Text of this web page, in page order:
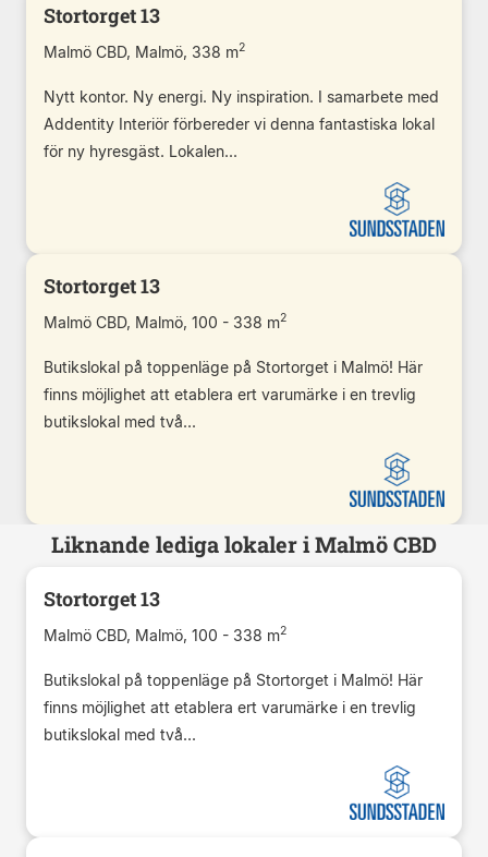
Stortorget 13
Malmö CBD, Malmö, 338 m2
Nytt kontor. Ny energi. Ny inspiration. I samarbete med
Addentity Interiör förbereder vi denna fantastiska lokal
för ny hyresgäst. Lokalen...
Stortorget 13
Malmö CBD, Malmö, 100 - 338 m2
Butikslokal på toppenläge på Stortorget i Malmö! Här
finns möjlighet att etablera ert varumärke i en trevlig
butikslokal med två...
Liknande lediga lokaler i Malmö CBD
Stortorget 13
Malmö CBD, Malmö, 100 - 338 m2
Butikslokal på toppenläge på Stortorget i Malmö! Här
finns möjlighet att etablera ert varumärke i en trevlig
butikslokal med två...